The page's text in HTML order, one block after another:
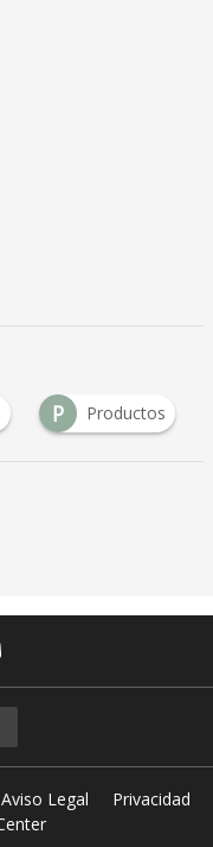
P Productos
Aviso Legal
Privacidad